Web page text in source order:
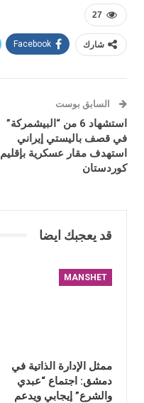
27
شارك Facebook
السابق بوست
استشهاد 6 من “البيشمركة”
في قصف باليستي إيراني
استهدف مقار عسكرية بإقليم
كوردستان
قد يعجبك ايضا
MANSHET
ممثل الإدارة الذاتية في
دمشق: اجتماع “عبدي
والشرع” إيجابي ويدعم